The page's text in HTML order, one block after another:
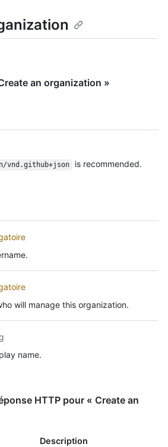
an organization »
vnd.github+json is recommended.
will manage this organization.
name.
HTTP pour « Create an
Description